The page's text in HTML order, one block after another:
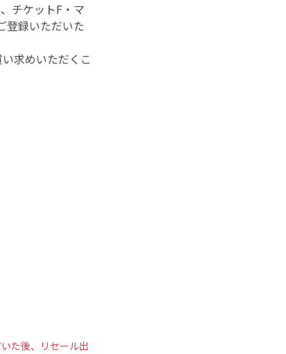
チケットF・マ
登録いただいた
求めいただくこ
た後、リセール出